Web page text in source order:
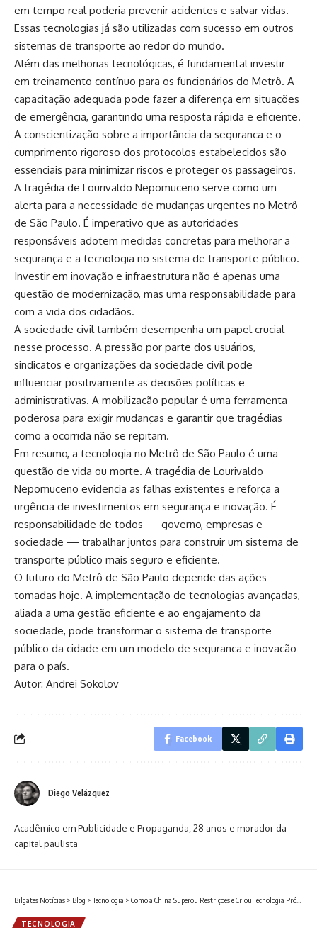
em tempo real poderia prevenir acidentes e salvar vidas.
Essas tecnologias já são utilizadas com sucesso em outros
sistemas de transporte ao redor do mundo.
Além das melhorias tecnológicas, é fundamental investir
em treinamento contínuo para os funcionários do Metrô. A
capacitação adequada pode fazer a diferença em situações
de emergência, garantindo uma resposta rápida e eficiente.
A conscientização sobre a importância da segurança e o
cumprimento rigoroso dos protocolos estabelecidos são
essenciais para minimizar riscos e proteger os passageiros.
A tragédia de Lourivaldo Nepomuceno serve como um
alerta para a necessidade de mudanças urgentes no Metrô
de São Paulo. É imperativo que as autoridades
responsáveis adotem medidas concretas para melhorar a
segurança e a tecnologia no sistema de transporte público.
Investir em inovação e infraestrutura não é apenas uma
questão de modernização, mas uma responsabilidade para
com a vida dos cidadãos.
A sociedade civil também desempenha um papel crucial
nesse processo. A pressão por parte dos usuários,
sindicatos e organizações da sociedade civil pode
influenciar positivamente as decisões políticas e
administrativas. A mobilização popular é uma ferramenta
poderosa para exigir mudanças e garantir que tragédias
como a ocorrida não se repitam.
Em resumo, a tecnologia no Metrô de São Paulo é uma
questão de vida ou morte. A tragédia de Lourivaldo
Nepomuceno evidencia as falhas existentes e reforça a
urgência de investimentos em segurança e inovação. É
responsabilidade de todos — governo, empresas e
sociedade — trabalhar juntos para construir um sistema de
transporte público mais seguro e eficiente.
O futuro do Metrô de São Paulo depende das ações
tomadas hoje. A implementação de tecnologias avançadas,
aliada a uma gestão eficiente e ao engajamento da
sociedade, pode transformar o sistema de transporte
público da cidade em um modelo de segurança e inovação
para o país.
Autor: Andrei Sokolov
Facebook
Diego Velázquez
Acadêmico em Publicidade e Propaganda, 28 anos e morador da
capital paulista
Bilgates Notícias > Blog >Tecnologia > Como a China Superou Restrições e Criou Tecnologia Própria para Fabricar Chips Avançados
TECNOLOGIA